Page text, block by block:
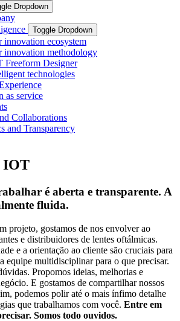
Dropdown
Toggle Dropdown
innovation ecosystem
innovation methodology
Freeform Designer
technologies
as service
Collaborations
and Transparency
IOT
é aberta e transparente. A
fluida.
projeto, gostamos de nos envolver ao
e distribuidores de lentes oftálmicas.
e a orientação ao cliente são cruciais para
equipe multidisciplinar para o que precisar.
Propomos ideias, melhorias e
E gostamos de compartilhar nossos
podemos polir até o mais ínfimo detalhe
que trabalhamos com você. Entre em
Somos todo ouvidos.